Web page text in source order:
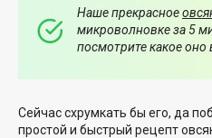
Наше прекрасное
микроволновке за 5
посмотрите какое оно
Сейчас схрумкать бы его, да
простой и быстрый рецепт